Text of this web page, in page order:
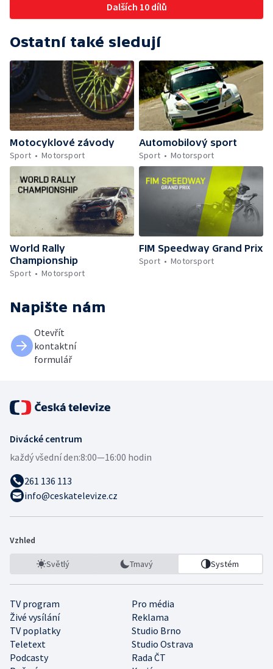
Dalších 10 dílů
Ostatní také sledují
Motocyklové závody
Sport
Motorsport
Automobilový sport
Sport
Motorsport
World Rally
Championship
Sport
Motorsport
FIM Speedway Grand Prix
Sport
Motorsport
Napište nám
Otevřít
kontaktní
formulář
Divácké centrum
každý všední den:8:00—16:00 hodin
261 136 113
info@ceskatelevize.cz
Vzhled
Světlý Tmavý Systém
TV program
Pro média
Živé vysílání
Reklama
TV poplatky
Studio Brno
Teletext
Studio Ostrava
Podcasty
Rada ČT